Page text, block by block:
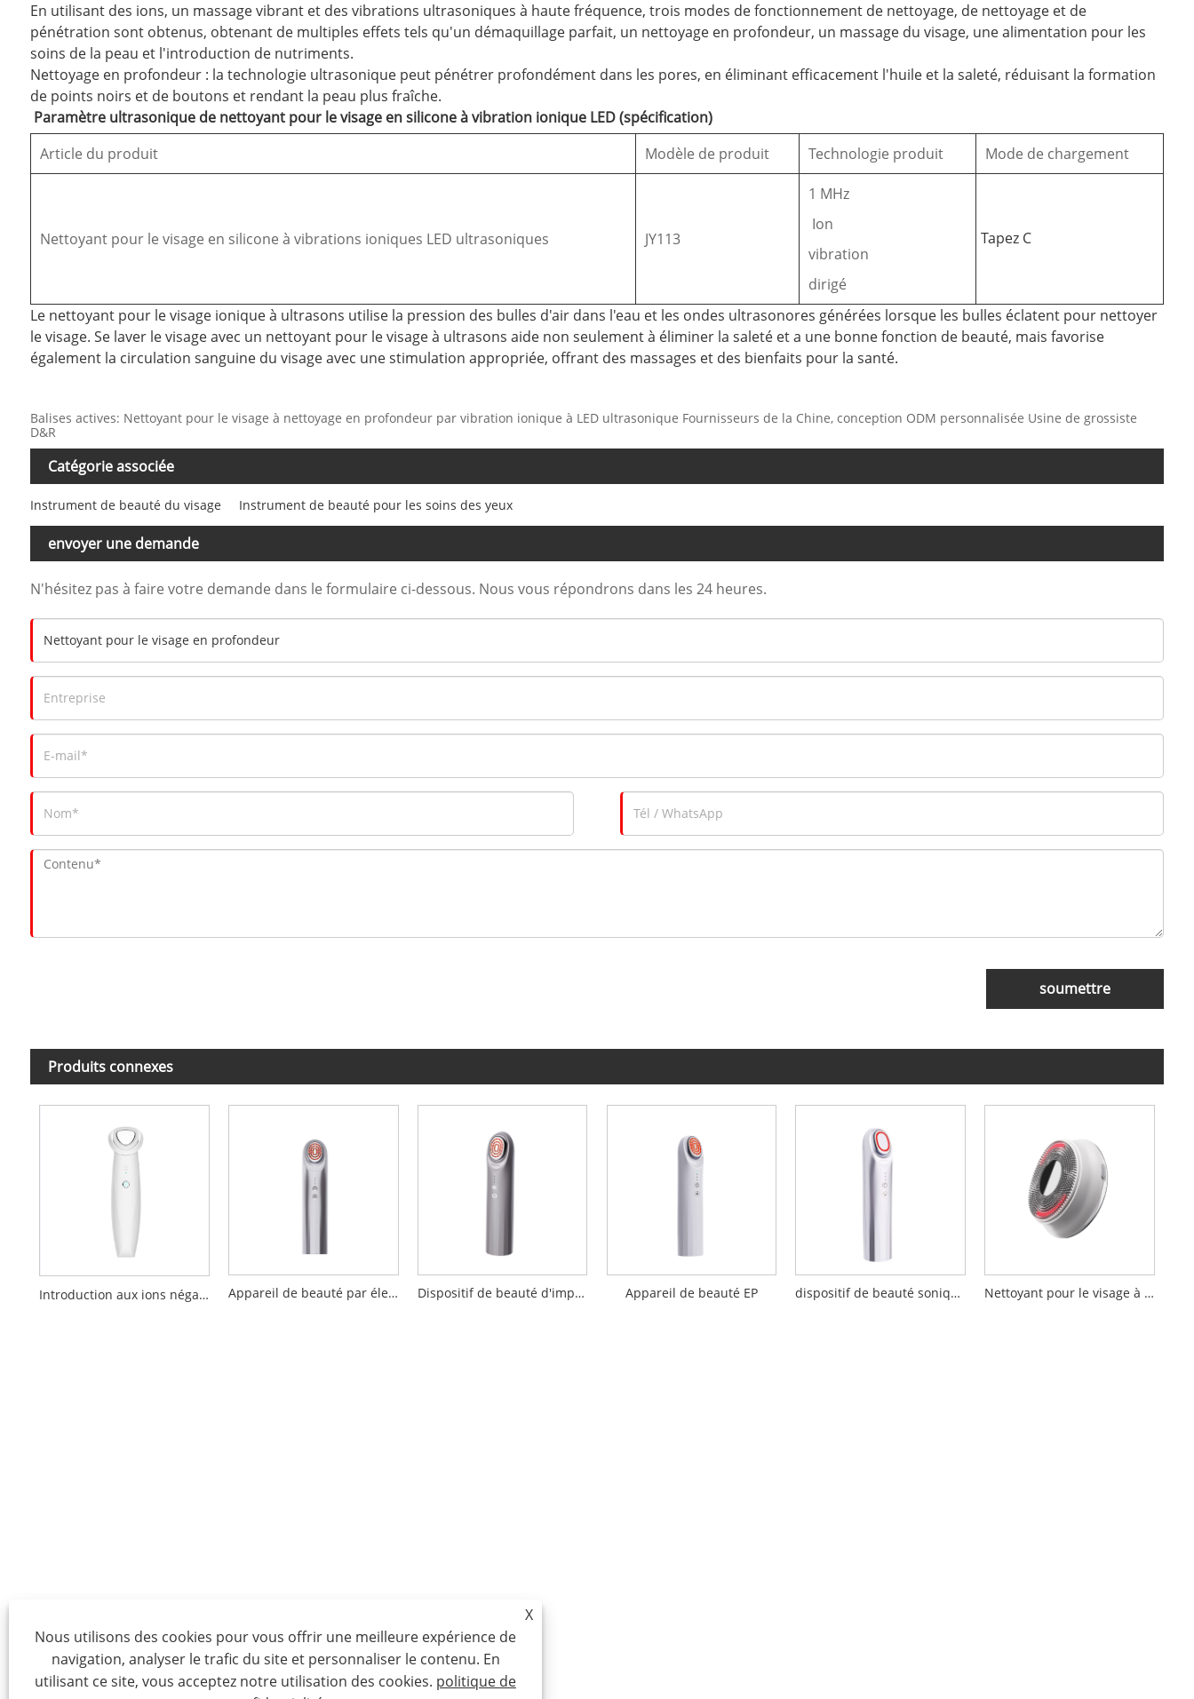
En utilisant des ions, un massage vibrant et des vibrations ultrasoniques à haute fréquence, trois modes de fonctionnement de nettoyage, de nettoyage et de
pénétration sont obtenus, obtenant de multiples effets tels qu'un démaquillage parfait, un nettoyage en profondeur, un massage du visage, une alimentation pour les
soins de la peau et l'introduction de nutriments.
Nettoyage en profondeur : la technologie ultrasonique peut pénétrer profondément dans les pores, en éliminant efficacement l'huile et la saleté, réduisant la formation
de points noirs et de boutons et rendant la peau plus fraîche. ‌
Paramètre ultrasonique de nettoyant pour le visage en silicone à vibration ionique LED (spécification)
Article du produit
Modèle de produit Technologie produit Mode de chargement
Nettoyant pour le visage en silicone à vibrations ioniques LED ultrasoniques JY113
1 MHz
Ion
vibration
dirigé
Tapez C
Le nettoyant pour le visage ionique à ultrasons utilise la pression des bulles d'air dans l'eau et les ondes ultrasonores générées lorsque les bulles éclatent pour nettoyer
le visage. Se laver le visage avec un nettoyant pour le visage à ultrasons aide non seulement à éliminer la saleté et a une bonne fonction de beauté, mais favorise
également la circulation sanguine du visage avec une stimulation appropriée, offrant des massages et des bienfaits pour la santé.
Balises actives: Nettoyant pour le visage à nettoyage en profondeur par vibration ionique à LED ultrasonique Fournisseurs de la Chine, conception ODM personnalisée Usine de grossiste
D&R
Catégorie associée
Instrument de beauté du visage Instrument de beauté pour les soins des yeux
envoyer une demande
N'hésitez pas à faire votre demande dans le formulaire ci-dessous. Nous vous répondrons dans les 24 heures.
soumettre
Produits connexes
Introduction aux ions négatifs positifs, dispositif de beauté et de nettoyage Appareil de beauté par électroporation Dispositif de beauté d'importation de pénétration EP Appareil de beauté EP dispositif de beauté sonique booster 17 MHz Nettoyant pour le visage à massage par vibrations ultrasoniques LED
X
Nous utilisons des cookies pour vous offrir une meilleure expérience de
navigation, analyser le trafic du site et personnaliser le contenu. En
utilisant ce site, vous acceptez notre utilisation des cookies. politique de